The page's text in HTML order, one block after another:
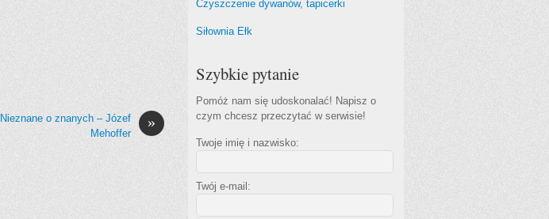
»
Nieznane o znanych – Józef
Mehoffer
Czyszczenie dywanów, tapicerki
Siłownia Ełk
Szybkie pytanie
Pomóż nam się udoskonalać! Napisz o
czym chcesz przeczytać w serwisie!
Twoje imię i nazwisko:
Twój e-mail: